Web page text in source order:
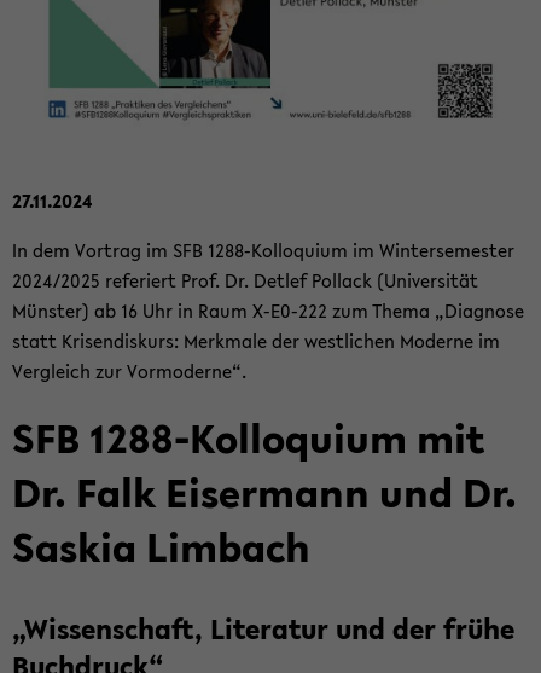
27.11.2024
In dem Vor­trag im SFB 1288-​Kolloquium im Win­ter­se­mes­ter
2024/2025 re­fe­riert Prof. Dr. Det­lef Pol­lack (Uni­ver­si­tät
Müns­ter) ab 16 Uhr in Raum X-​E0-222 zum Thema „Dia­gno­se
statt Kri­sen­dis­kurs: Merk­ma­le der west­li­chen Mo­der­ne im
Ver­gleich zur Vor­mo­der­ne“.
SFB 1288-​Kolloquium mit
Dr. Falk Eis­er­mann und Dr.
Sas­kia Lim­bach
„Wis­sen­schaft, Li­te­ra­tur und der frühe